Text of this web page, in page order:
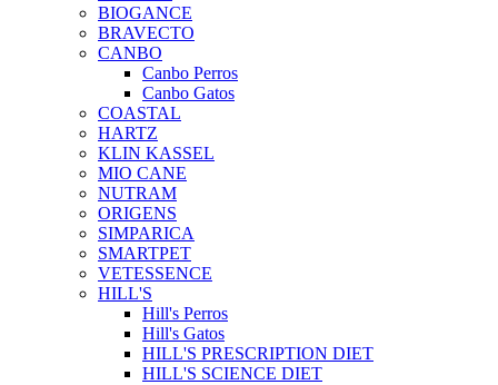
BIOGANCE
BRAVECTO
CANBO
Canbo Perros
Canbo Gatos
COASTAL
HARTZ
KLIN KASSEL
MIO CANE
NUTRAM
ORIGENS
SIMPARICA
SMARTPET
VETESSENCE
HILL'S
Hill's Perros
Hill's Gatos
HILL'S PRESCRIPTION DIET
HILL'S SCIENCE DIET